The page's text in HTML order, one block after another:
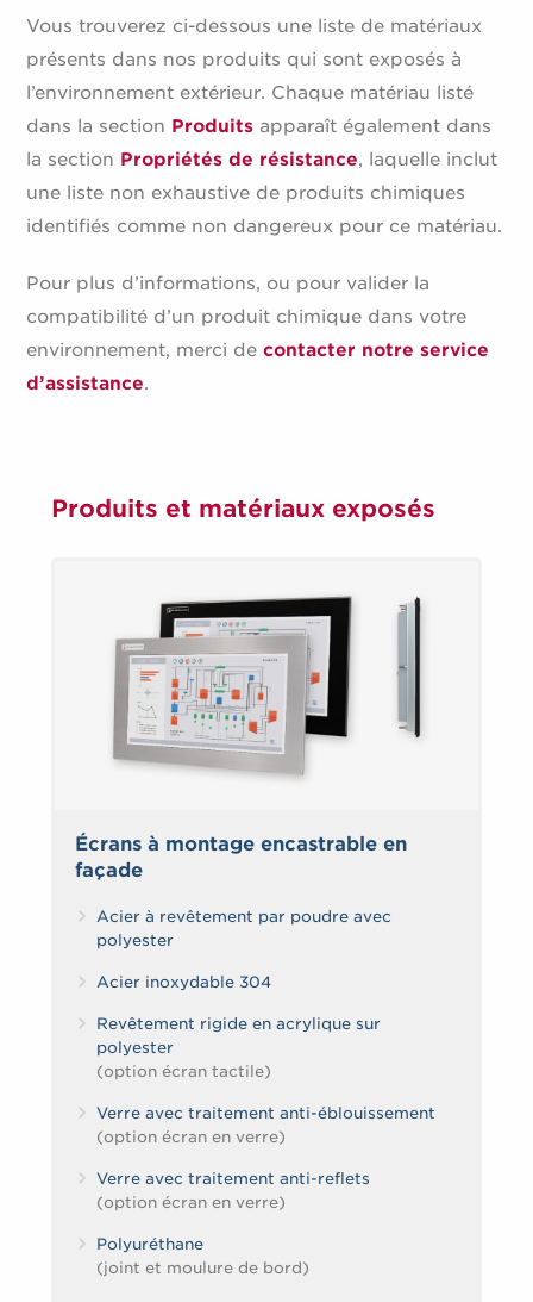
Vous trouverez ci-dessous une liste de matériaux
présents dans nos produits qui sont exposés à
l’environnement extérieur. Chaque matériau listé
dans la section Produits apparaît également dans
la section Propriétés de résistance, laquelle inclut
une liste non exhaustive de produits chimiques
identifiés comme non dangereux pour ce matériau.
Pour plus d’informations, ou pour valider la
compatibilité d’un produit chimique dans votre
environnement, merci decontacter notre service
d’assistance.
Produits et matériaux exposés
Écrans à montage encastrable en
façade
Acier à revêtement par poudre avec
polyester
Acier inoxydable 304
Revêtement rigide en acrylique sur
polyester
(option écran tactile)
Verre avec traitement anti-éblouissement
(option écran en verre)
Verre avec traitement anti-reflets
(option écran en verre)
Polyuréthane
(joint et moulure de bord)